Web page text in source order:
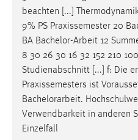
ik und Thermodynamik 69 6.
Praxissemester 71 7.
3 Vorbemerkungen
beachten [...]
9% PS Praxissemester 20
BABachelor-Arbeit12
8 30 26 30 16 32 152 210
Studienabschnitt [...] f: Die
Praxissemesters ist